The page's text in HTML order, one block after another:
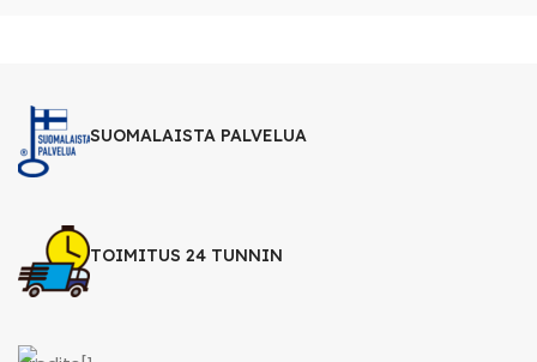
SUOMALAISTA PALVELUA
TOIMITUS 24 TUNNIN